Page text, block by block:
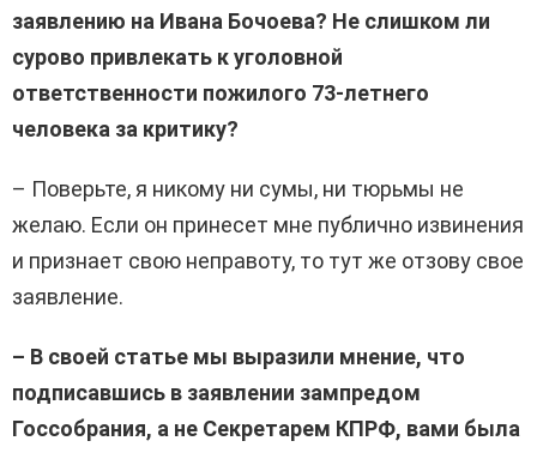
заявлению на Ивана Бочоева? Не слишком ли
сурово привлекать к уголовной
ответственности пожилого 73-летнего
человека за критику?
– Поверьте, я никому ни сумы, ни тюрьмы не
желаю. Если он принесет мне публично извинения
и признает свою неправоту, то тут же отзову свое
заявление.
– В своей статье мы выразили мнение, что
подписавшись в заявлении зампредом
Госсобрания, а не Секретарем КПРФ, вами была